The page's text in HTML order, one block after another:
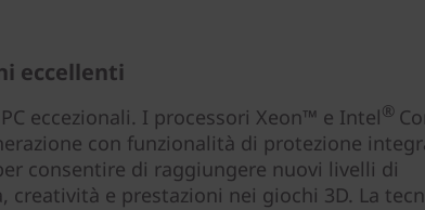
eccellenti
eccezionali. I processori Xeon™ e Intel®
con funzionalità di protezione
consentire di raggiungere nuovi livelli di
creatività e prestazioni nei giochi 3D. La